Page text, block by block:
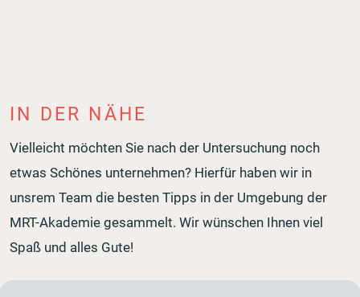
IN DER NÄHE
Vielleicht möchten Sie nach der Untersuchung noch
etwas Schönes unternehmen? Hierfür haben wir in
unsrem Team die besten Tipps in der Umgebung der
MRT-Akademie gesammelt. Wir wünschen Ihnen viel
Spaß und alles Gute!